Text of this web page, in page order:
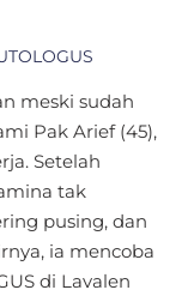
meski sudah
Pak Arief (45),
Setelah
tak
pusing, dan
ia mencoba
di Lavalen